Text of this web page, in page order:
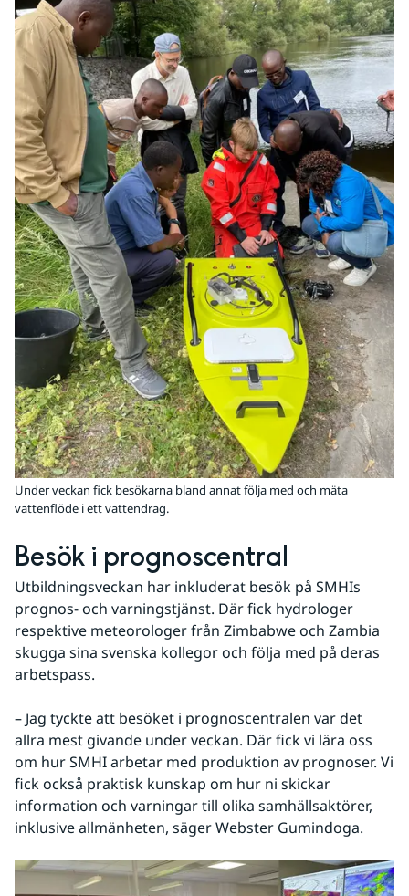
Under veckan fick besökarna bland annat följa med och mäta
vattenflöde i ett vattendrag.
Besök i prognoscentral
Utbildningsveckan har inkluderat besök på SMHIs
prognos- och varningstjänst. Där fick hydrologer
respektive meteorologer från Zimbabwe och Zambia
skugga sina svenska kollegor och följa med på deras
arbetspass.
​– Jag tyckte att besöket i prognoscentralen var det
allra mest givande under veckan. Där fick vi lära oss
om hur SMHI arbetar med produktion av prognoser. Vi
fick också praktisk kunskap om hur ni skickar
information och varningar till olika samhällsaktörer,
inklusive allmänheten, säger Webster Gumindoga.